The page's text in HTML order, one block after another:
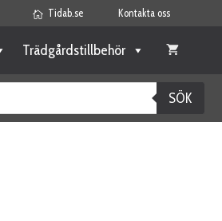
Tidab.se Kontakta oss
Trädgårdstillbehör
SÖK